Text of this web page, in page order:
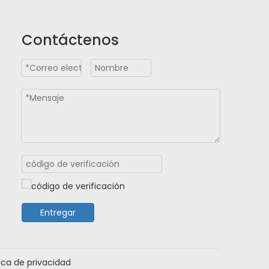
Contáctenos
Entregar
de privacidad